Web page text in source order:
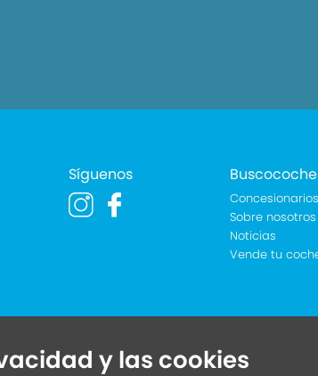
Síguenos
Concesionarios
Sobre nosotros
Noticias
Vende tu
y las cookies